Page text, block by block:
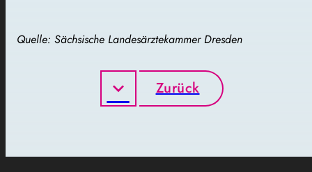
Quelle: Sächsische Landesärztekammer Dresden
Zurück